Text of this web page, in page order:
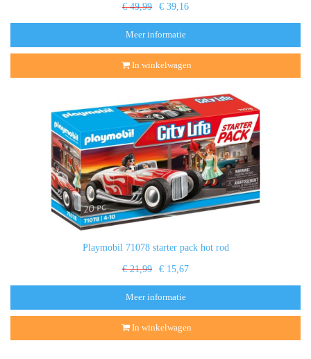
€ 49,99 € 39,16
Meer informatie
In winkelwagen
Playmobil 71078 starter pack hot rod
€ 21,99 € 15,67
Meer informatie
In winkelwagen